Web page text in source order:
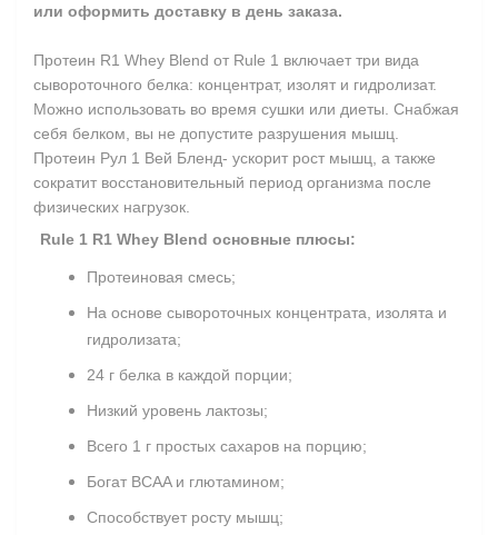
или оформить доставку в день заказа.
Протеин R1 Whey Blend от Rule 1 включает три вида
сывороточного белка: концентрат, изолят и гидролизат.
Можно использовать во время сушки или диеты. Снабжая
себя белком, вы не допустите разрушения мышц.
Протеин Рул 1 Вей Бленд- ускорит рост мышц, а также
сократит восстановительный период организма после
физических нагрузок.
Rule 1 R1 Whey Blend основные плюсы:
Протеиновая смесь;
На основе сывороточных концентрата, изолята и
гидролизата;
24 г белка в каждой порции;
Низкий уровень лактозы;
Всего 1 г простых сахаров на порцию;
Богат BCAA и глютамином;
Способствует росту мышц;